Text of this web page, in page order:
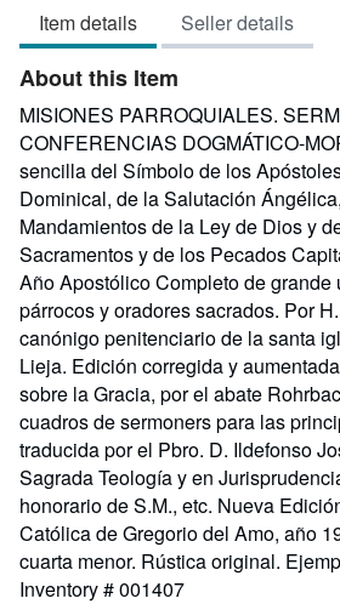
of
5
Item details Seller details
About this Item
MISIONES PARROQUIALES.
CONFERENCIAS DOGMÁTICO-
sencilla del Símbolo de los
Dominical, de la Salutación
Mandamientos de la Ley de Dios y
Sacramentos y de los Pecados
Año Apostólico Completo de grande
párrocos y oradores sacrados. Por
canónigo penitenciario de la santa
Lieja. Edición corregida y
sobre la Gracia, por el abate
cuadros de sermoners para las
traducida por el Pbro. D. Ildefonso
Sagrada Teología y en
honorario de S.M., etc. Nueva
Católica de Gregorio del Amo, año
cuarta menor. Rústica original.
Inventory # 001407